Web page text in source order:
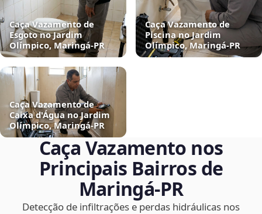
Caça Vazamento de
Esgoto no Jardim
Olímpico, Maringá‑PR
Caça Vazamento de
Piscina no Jardim
Olímpico, Maringá‑PR
Caça Vazamento de
Caixa d'Água no Jardim
Olímpico, Maringá‑PR
Caça Vazamento nos
Principais Bairros de
Maringá‑PR
Detecção de infiltrações e perdas hidráulicas nos